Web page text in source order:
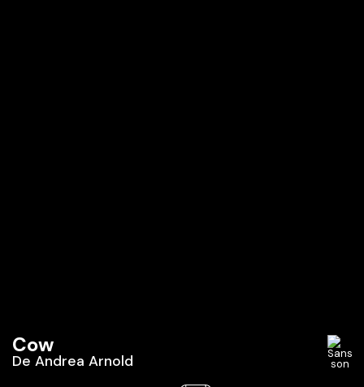
Cow
De Andrea Arnold